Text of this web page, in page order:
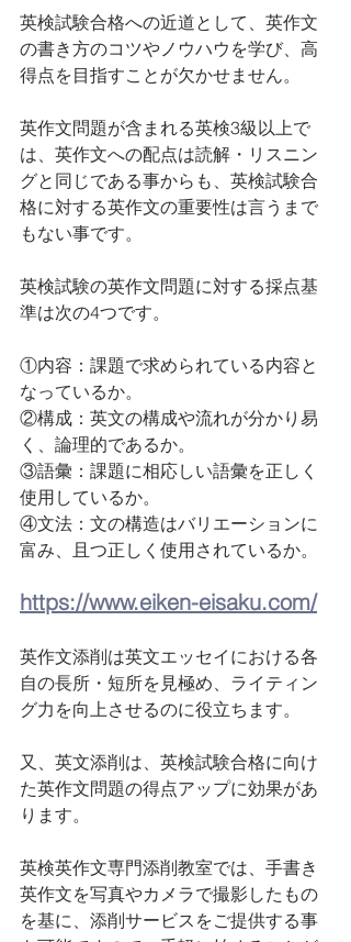
英検試験合格への近道として、英作文
の書き方のコツやノウハウを学び、高
得点を目指すことが欠かせません。
英作文問題が含まれる英検3級以上で
は、英作文への配点は読解・リスニン
グと同じである事からも、英検試験合
格に対する英作文の重要性は言うまで
もない事です。
英検試験の英作文問題に対する採点基
準は次の4つです。
①内容：課題で求められている内容と
なっているか。
②構成：英文の構成や流れが分かり易
く、論理的であるか。
③語彙：課題に相応しい語彙を正しく
使用しているか。
④文法：文の構造はバリエーションに
富み、且つ正しく使用されているか。
https://www.eiken-eisaku.com/
英作文添削は英文エッセイにおける各
自の長所・短所を見極め、ライティン
グ力を向上させるのに役立ちます。
又、英文添削は、英検試験合格に向け
た英作文問題の得点アップに効果があ
ります。
英検英作文専門添削教室では、手書き
英作文を写真やカメラで撮影したもの
を基に、添削サービスをご提供する事